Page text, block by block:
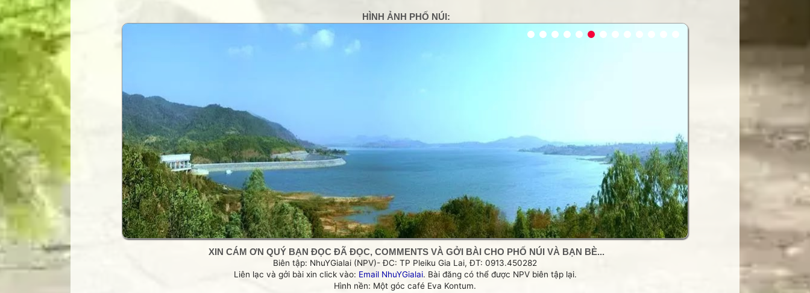
Trang nhạc Võ Tá Hân
Trang Phạm Duy
Trang VHNT Thanh niên
Truyện.com
Văn chương Việt
HÌNH ẢNH PHỐ NÚI:
XIN CÁM ƠN QUÝ BẠN ĐỌC ĐÃ ĐỌC, COMMENTS VÀ GỞI BÀI CHO PHỐ NÚI VÀ BẠN BÈ...
Biên tập: NhuYGialai (NPV)- ĐC: TP Pleiku Gia Lai, ĐT: 0913.450282
Liên lạc và gởi bài xin click vào: Email NhuYGialai. Bài đăng có thể được NPV biên tập lại.
Hình nền: Một góc café Eva Kontum.